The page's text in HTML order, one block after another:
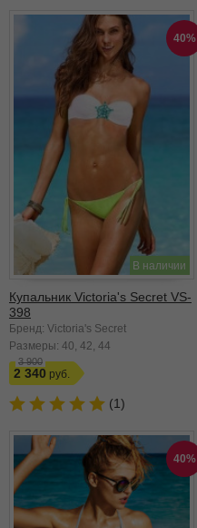
40%
В наличии
Купальник Victoria's Secret VS-
398
Бренд: Victoria's Secret
Размеры: 40 42 44
3 900
2 340
(1)
40%